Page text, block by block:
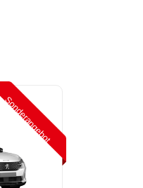
Sonderangebot